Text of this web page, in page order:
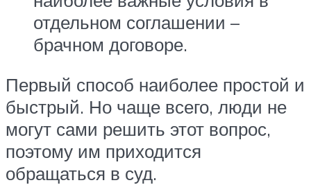
отдельном соглашении –
брачном договоре.
Первый способ наиболее простой и
быстрый. Но чаще всего, люди не
могут сами решить этот вопрос,
поэтому им приходится
обращаться в суд.